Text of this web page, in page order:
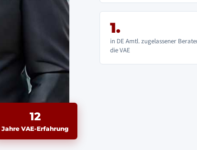
12
Jahre VAE-Erfahrung
1.
in DE Amtl. zugelassener
die VAE